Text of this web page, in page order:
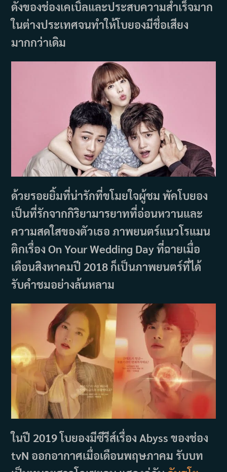
ดังของช่องเคเบิ้ลและประสบความสำเร็จมาก
ในต่างประเทศจนทำให้โบยองมีชื่อเสียง
มากกว่าเดิม
ด้วยรอยยิ้มที่น่ารักที่ขโมยใจผู้ชม พัคโบยอง
เป็นที่รักจากกิริยามารยาทที่อ่อนหวานและ
ความสดใสของตัวเธอ ภาพยนตร์แนวโรแมน
ติกเรื่อง On Your Wedding Day ที่ฉายเมื่อ
เดือนสิงหาคมปี 2018 ก็เป็นภาพยนตร์ที่ได้
รับคำชมอย่างล้นหลาม
ในปี 2019 โบยองมีซีรีส์เรื่อง Abyss ของช่อง
tvN ออกอากาศเมื่อเดือนพฤษภาคม รับบท